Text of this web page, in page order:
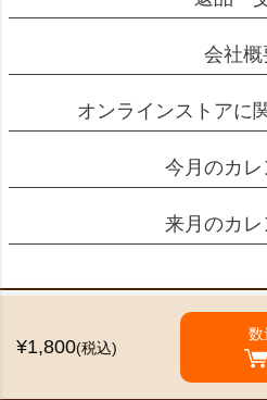
¥1,800(税込)
数
会社概
オンラインストアに
今月のカレ
来月のカレ
特定商取引法に基づく表示
個人情報の取扱
©2024 Mikado Coffee